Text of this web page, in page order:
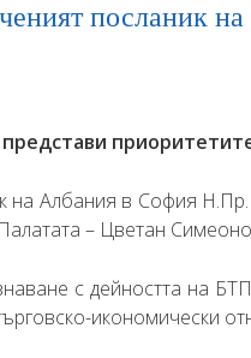
посланик
на Албания в София
– Цветан
с дейността на
икономически